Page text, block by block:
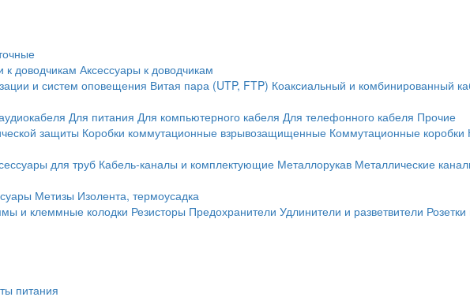
к доводчикам Аксессуары к доводчикам
и систем оповещения Витая пара (UTP, FTP) Коаксиальный и комбинированный
Для питания Для компьютерного кабеля Для телефонного кабеля Прочие
защиты Коробки коммутационные взрывозащищенные Коммутационные коробки
для труб Кабель-каналы и комплектующие Металлорукав Металлические
Метизы Изолента, термоусадка
и клеммные колодки Резисторы Предохранители Удлинители и разветвители
питания